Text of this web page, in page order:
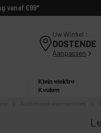
vanaf €99*
Uw Winkel :
OOSTENDE
Aanpassen
Klein elektro
Keuken
Toebehoren wasmachines